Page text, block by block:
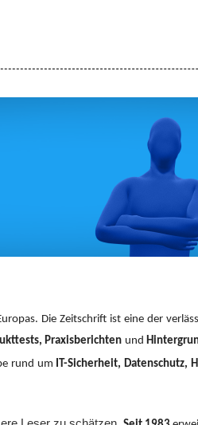
Die Zeitschrift ist eine der
Praxisberichten und
rund um IT-Sicherheit, Datenschutz,